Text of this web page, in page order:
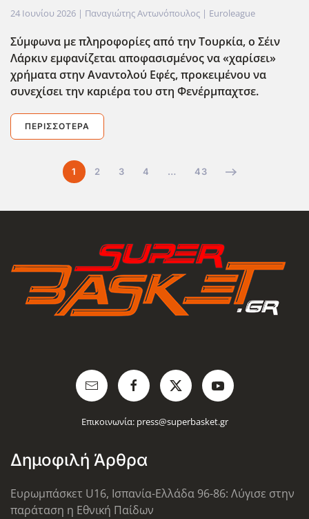
24 Ιουνίου 2026 | Παναγιώτης Αντωνόπουλος | Euroleague
Σύμφωνα με πληροφορίες από την Τουρκία, ο Σέιν
Λάρκιν εμφανίζεται αποφασισμένος να «χαρίσει»
χρήματα στην Αναντολού Εφές, προκειμένου να
συνεχίσει την καριέρα του στη Φενέρμπαχτσε.
ΠΕΡΙΣΣΌΤΕΡΑ
1 2 3 4 … 43
Επικοινωνία: press@superbasket.gr
Δημοφιλή Άρθρα
Ευρωμπάσκετ U16, Ισπανία-Ελλάδα 96-86: Λύγισε στην
παράταση η Εθνική Παίδων